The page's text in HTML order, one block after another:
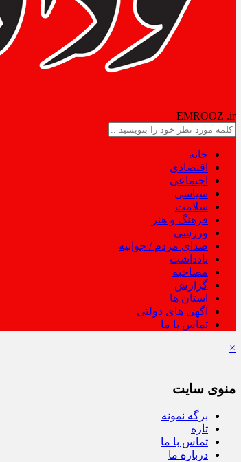
EMROOZ .ir
خانه
اقتصادی
اجتماعی
سیاسی
سلامت
فرهنگ و هنر
ورزشی
صدای مردم / جوابیه
یادداشت
مصاحبه
گزارش
استان ها
آگهی های دولتی
تماس با ما
×
منوی سایت
برگه نمونه
تازه
تماس با ما
درباره ما